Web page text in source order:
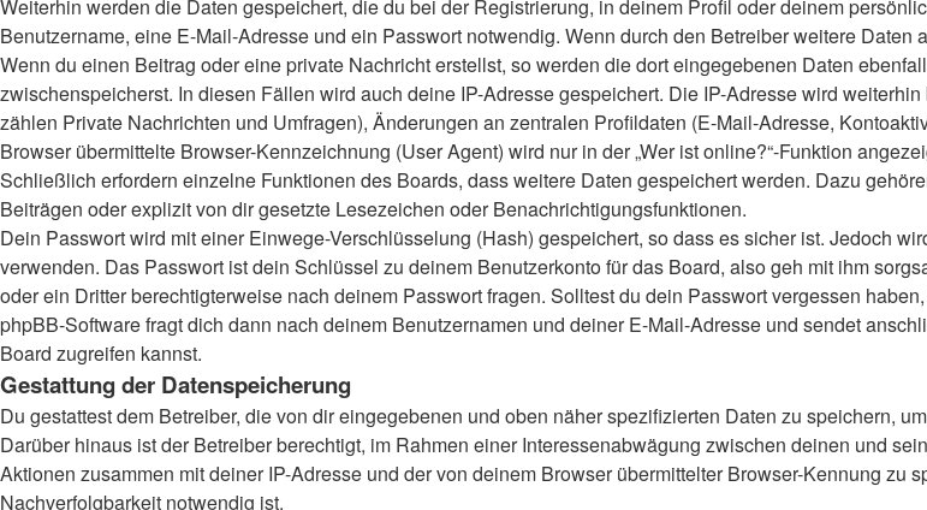
Weiterhin werden die Daten gespeichert, die du bei der Registrierung, in deinem Profil oder deinem
Benutzername, eine E-Mail-Adresse und ein Passwort notwendig. Wenn durch den Betreiber weitere
Wenn du einen Beitrag oder eine private Nachricht erstellst, so werden die dort eingegebenen Daten
zwischenspeicherst. In diesen Fällen wird auch deine IP-Adresse gespeichert. Die IP-Adresse wird
zählen Private Nachrichten und Umfragen), Änderungen an zentralen Profildaten (E-Mail-Adresse,
Browser übermittelte Browser-Kennzeichnung (User Agent) wird nur in der „Wer ist online?“-Funktion
Schließlich erfordern einzelne Funktionen des Boards, dass weitere Daten gespeichert werden. Dazu
Beiträgen oder explizit von dir gesetzte Lesezeichen oder Benachrichtigungsfunktionen.
Dein Passwort wird mit einer Einwege-Verschlüsselung (Hash) gespeichert, so dass es sicher ist. Jedoch
verwenden. Das Passwort ist dein Schlüssel zu deinem Benutzerkonto für das Board, also geh mit ihm
oder ein Dritter berechtigterweise nach deinem Passwort fragen. Solltest du dein Passwort vergessen
phpBB-Software fragt dich dann nach deinem Benutzernamen und deiner E-Mail-Adresse und sendet
Board zugreifen kannst.
Gestattung der Datenspeicherung
Du gestattest dem Betreiber, die von dir eingegebenen und oben näher spezifizierten Daten zu speichern,
Darüber hinaus ist der Betreiber berechtigt, im Rahmen einer Interessenabwägung zwischen deinen und
Aktionen zusammen mit deiner IP-Adresse und der von deinem Browser übermittelter Browser-Kennung zu
Nachverfolgbarkeit notwendig ist.